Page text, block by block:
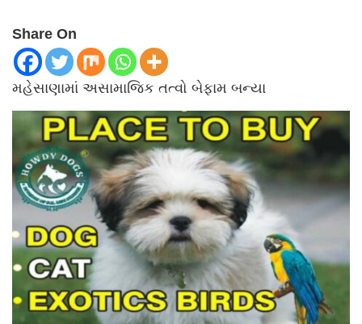
Share On
મહેસાણામાં અસામાજિક તત્વો બેફામ બન્યા